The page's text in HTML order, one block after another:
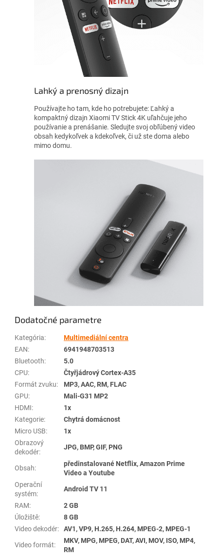
Lahký a prenosný dizajn
Používajte ho tam, kde ho potrebujete: Ľahký a
kompaktný dizajn Xiaomi TV Stick 4K uľahčuje jeho
používanie a prenášanie. Sledujte svoj obľúbený video
obsah kedykoľvek a kdekoľvek, či už ste doma alebo
mimo domu.
Dodatočné parametre
Kategória:
Multimediální centra
EAN:
6941948703513
Bluetooth:
5.0
CPU:
Čtyřjádrový Cortex-A35
Formát zvuku:
MP3, AAC, RM, FLAC
GPU:
Mali-G31 MP2
HDMI:
1x
Kategorie:
Chytrá domácnost
Micro USB:
1x
Obrazový
dekodér:
JPG, BMP, GIF, PNG
Obsah:
předinstalované Netflix, Amazon Prime
Video a Youtube
Operační
systém:
Android TV 11
RAM:
2 GB
Úložiště:
8 GB
Video dekodér: AV1, VP9, H.265, H.264, MPEG-2, MPEG-1
Video formát:
MKV, MPG, MPEG, DAT, AVI, MOV, ISO, MP4,
RM